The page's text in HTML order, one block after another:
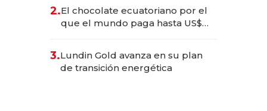
2.El chocolate ecuatoriano por el
que el mundo paga hasta US$
3.Lundin Gold avanza en su plan
de transición energética